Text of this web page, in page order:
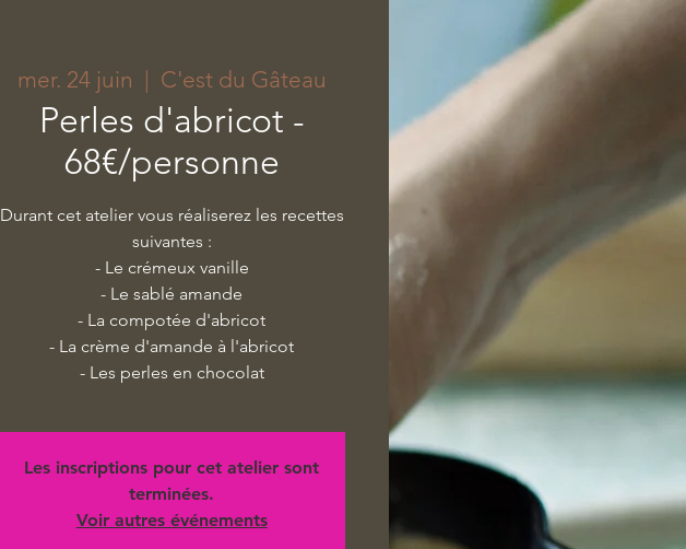
mer. 24 juin
  |
C'est du Gâteau
Perles d'abricot -
68€/personne
Durant cet atelier vous réaliserez les recettes
suivantes :
- Le crémeux vanille
- Le sablé amande
- La compotée d'abricot
- La crème d'amande à l'abricot
- Les perles en chocolat
Les inscriptions pour cet atelier sont
terminées.
Voir autres événements